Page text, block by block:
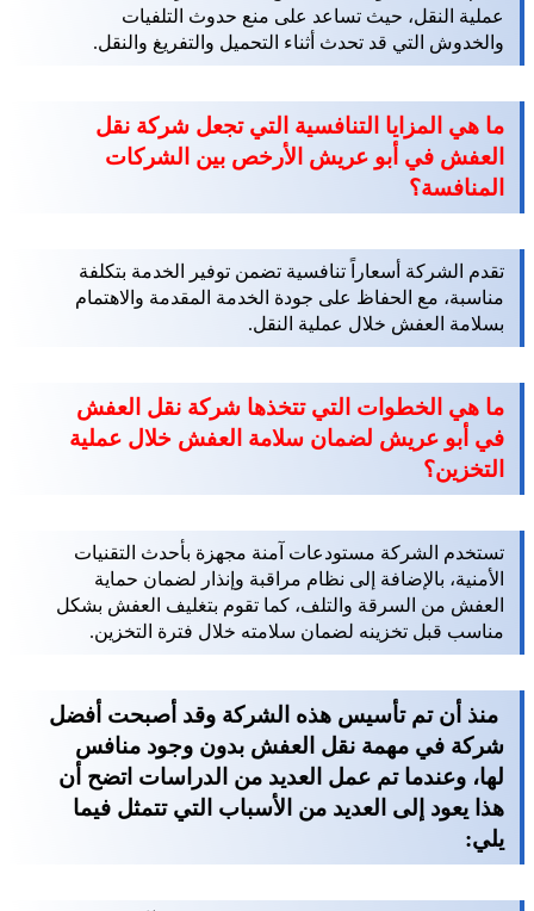
عملية النقل، حيث تساعد على منع حدوث التلفيات
والخدوش التي قد تحدث أثناء التحميل والتفريغ والنقل.
ما هي المزايا التنافسية التي تجعل شركة نقل
العفش في أبو عريش الأرخص بين الشركات
المنافسة؟
تقدم الشركة أسعاراً تنافسية تضمن توفير الخدمة بتكلفة
مناسبة، مع الحفاظ على جودة الخدمة المقدمة والاهتمام
بسلامة العفش خلال عملية النقل.
ما هي الخطوات التي تتخذها شركة نقل العفش
في أبو عريش لضمان سلامة العفش خلال عملية
التخزين؟
تستخدم الشركة مستودعات آمنة مجهزة بأحدث التقنيات
الأمنية، بالإضافة إلى نظام مراقبة وإنذار لضمان حماية
العفش من السرقة والتلف، كما تقوم بتغليف العفش بشكل
مناسب قبل تخزينه لضمان سلامته خلال فترة التخزين.
منذ أن تم تأسيس هذه الشركة وقد أصبحت أفضل
شركة في مهمة نقل العفش بدون وجود منافس
لها، وعندما تم عمل العديد من الدراسات اتضح أن
هذا يعود إلى العديد من الأسباب التي تتمثل فيما
يلي: